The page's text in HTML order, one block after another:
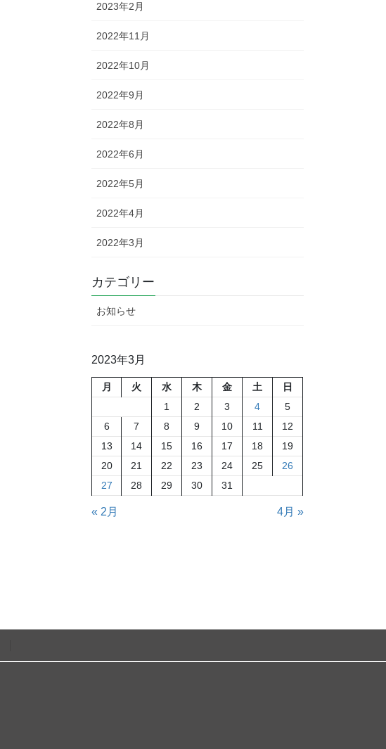
2023年2月
2022年11月
2022年10月
2022年9月
2022年8月
2022年6月
2022年5月
2022年4月
2022年3月
カテゴリー
お知らせ
2023年3月
月 火 水 木 金 土
日
1
2 3 4
5
6
7 8 9 10 11
12
13
14 15 16 17 18
19
20
21 22 23 24 25
26
27
28 29 30 31
« 2月 4月 »